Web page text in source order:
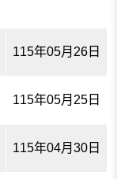
115年05月26日
115年05月25日
115年04月30日